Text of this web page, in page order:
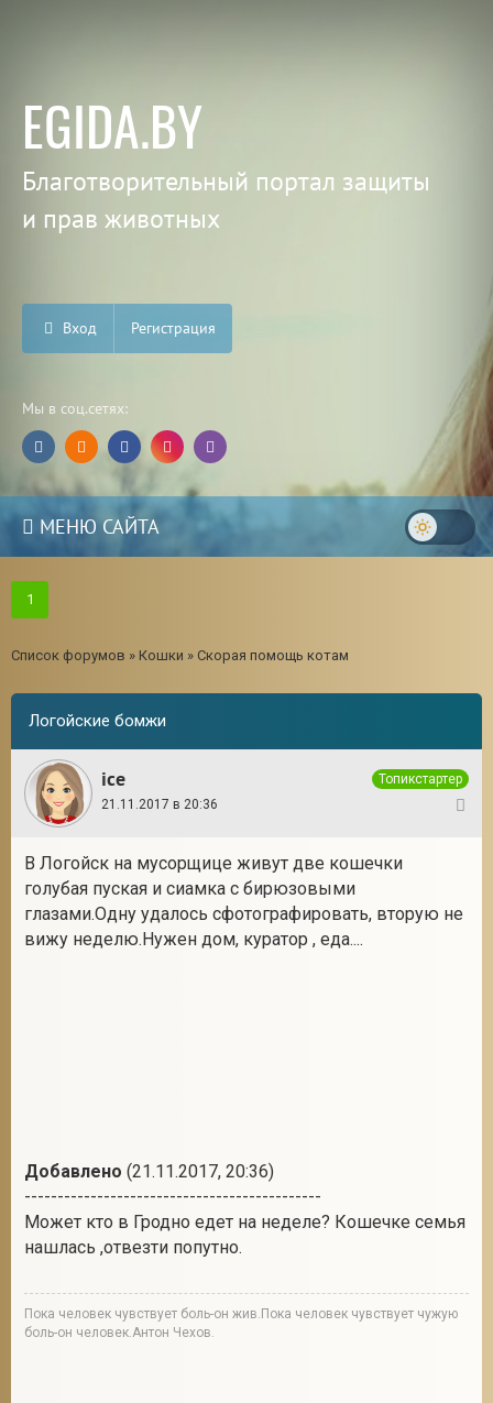
EGIDA.BY
Благотворительный портал защиты
и прав животных
Вход Регистрация
Мы в соц.сетях:
МЕНЮ САЙТА
1
Список форумов » Кошки » Скорая помощь котам
Логойские бомжи
ice
Топикстартер
21.11.2017 в 20:36
В Логойск на мусорщице живут две кошечки
голубая пуская и сиамка с бирюзовыми
глазами.Одну удалось сфотографировать, вторую не
вижу неделю.Нужен дом, куратор , еда....
Добавлено (21.11.2017, 20:36)
---------------------------------------------
Может кто в Гродно едет на неделе? Кошечке семья
нашлась ,отвезти попутно.
Пока человек чувствует боль-он жив.Пока человек чувствует чужую
боль-он человек.Антон Чехов.